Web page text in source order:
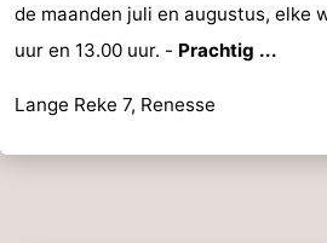
Haamstede
doen
Bezienswaardigheden
-
de maanden juli en augustus, elke
uur en 13.00 uur. - Prachtig ...
Lange Reke 7, Renesse